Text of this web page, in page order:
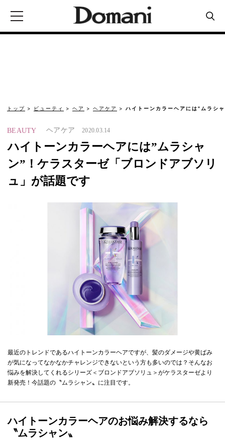
トップ ビューティ ヘア ヘアケア ハイトーンカラーヘアには"ムラシ
BEAUTY ヘアケア 2020.03.14
ハイトーンカラーヘアには”ムラシャ
ン”！ケラスターゼ「ブロンドアブソリ
ュ」が話題です
最近のトレンドであるハイトーンカラーヘアですが、髪のダメージや黄ばみ
が気になってなかなかチャレンジできないという方も多いのでは？そんなお
悩みを解決してくれるシリーズ＜ブロンドアブソリュ＞がケラスターゼより
新発売！今話題の〝ムラシャン〟に注目です。
ハイトーンカラーヘアのお悩み解決するなら
〝ムラシャン〟